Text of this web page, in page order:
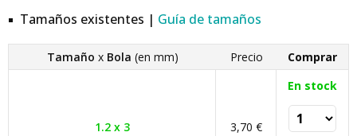
Tamaños existentes | Guía de tamaños
Tamaño x Bola (en mm) Precio Comprar
1.2 x 3 3,70 €
En stock